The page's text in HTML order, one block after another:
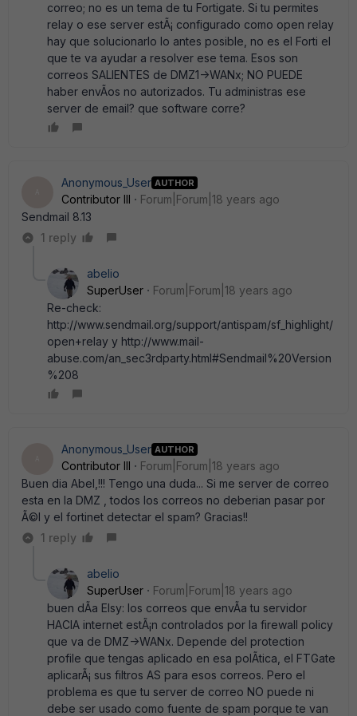
correo; no es un tema de tu Fortigate. Si tu permites
relay o ese server estÃ¡ configurado como open relay
hay que solucionarlo lo antes posible, no es el Forti el
que te va ayudar a resolver ese tema. Esos son
correos SALIENTES de DMZ1->WANx; NO PUEDE
haber envÃ­os no autorizados. Tu administras ese
server de email? que software corre?
Anonymous_User AUTHOR
Contributor III
Forum|Forum|18 years ago
Sendmail 8.13
1 reply
abelio
SuperUser
Forum|Forum|18 years ago
Re-check:
http://www.sendmail.org/support/antispam/sf_highlight/
open+relay y http://www.mail-
abuse.com/an_sec3rdparty.html#Sendmail%20Version
%208
Anonymous_User AUTHOR
Contributor III
Forum|Forum|18 years ago
Buen dia Abel,!!! Tengo una duda... Si me server de correo
esta en la DMZ , todos los correos no deberian pasar por
Ã©l y el fortinet detectar el spam? Gracias!!
1 reply
abelio
SuperUser
Forum|Forum|18 years ago
buen dÃ­a Elsy: los correos que envÃ­a tu servidor
HACIA internet estÃ¡n controlados por la firewall policy
que va de DMZ->WANx. Depende del protection
profile que tengas aplicado en esa polÃ­tica, el FTGate
aplicarÃ¡ sus filtros AS para esos correos. Pero el
problema es que tu server de correo NO puede ni
debe ser usado como fuente de spam porque te van